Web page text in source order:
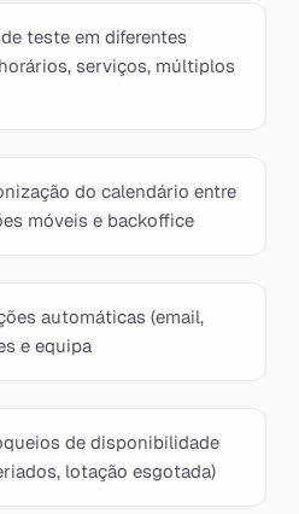
teste em diferentes
serviços, múltiplos
do calendário entre
móveis e backoffice
automáticas (email,
e equipa
de disponibilidade
lotação esgotada)